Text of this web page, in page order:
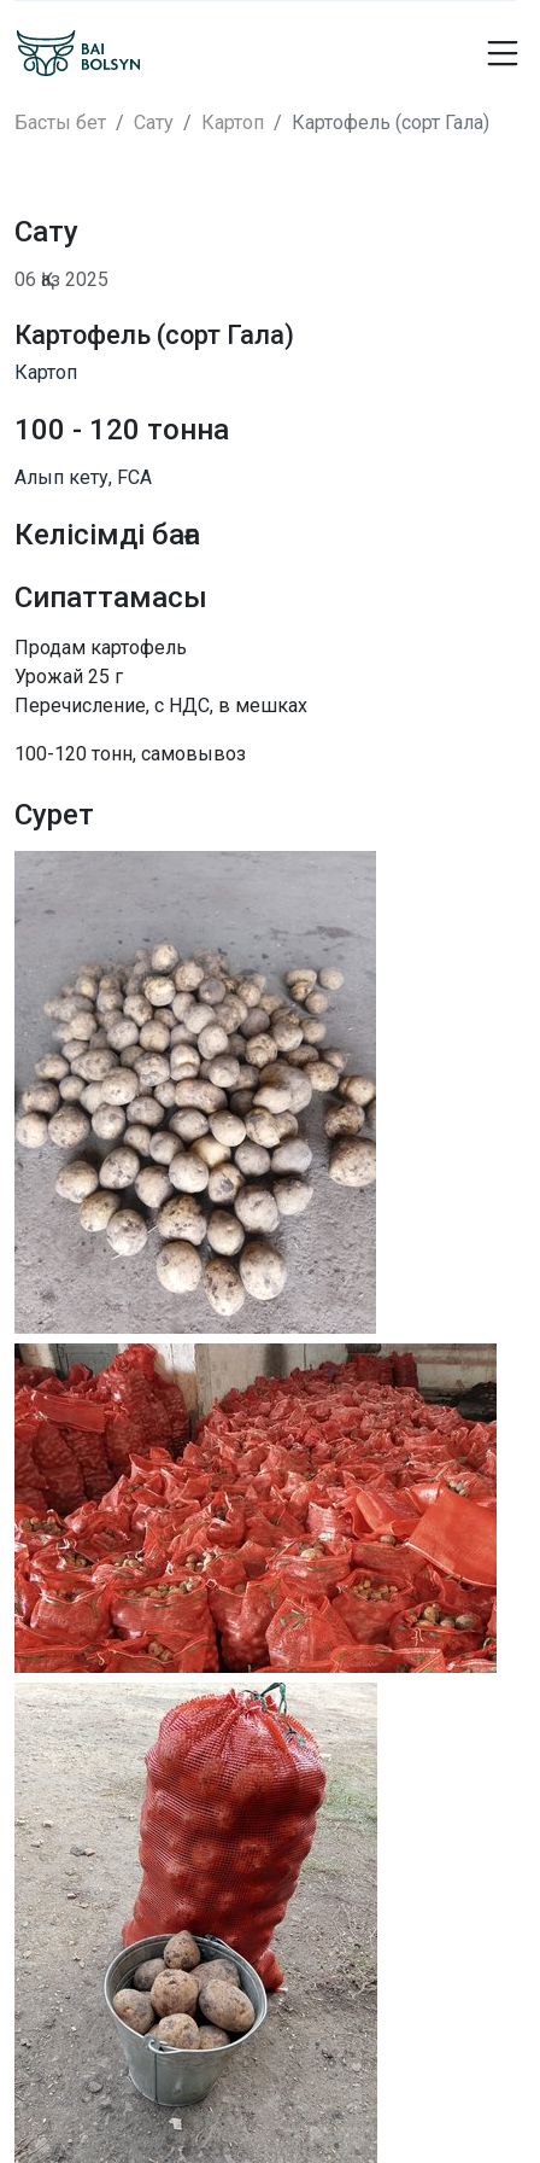
Басты бет Сату Картоп Картофель (сорт Гала)
Сату
06 Қаз 2025
Картофель (сорт Гала)
Картоп
100 - 120 тонна
Алып кету, FCA
Келісімді баға
Сипаттамасы
Продам картофель
Урожай 25 г
Перечисление, с НДС, в мешках
100-120 тонн, самовывоз
Сурет